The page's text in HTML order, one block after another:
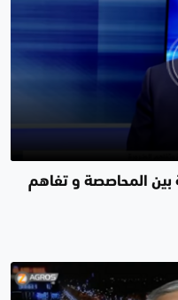
بين المحاصصة و تفاهم